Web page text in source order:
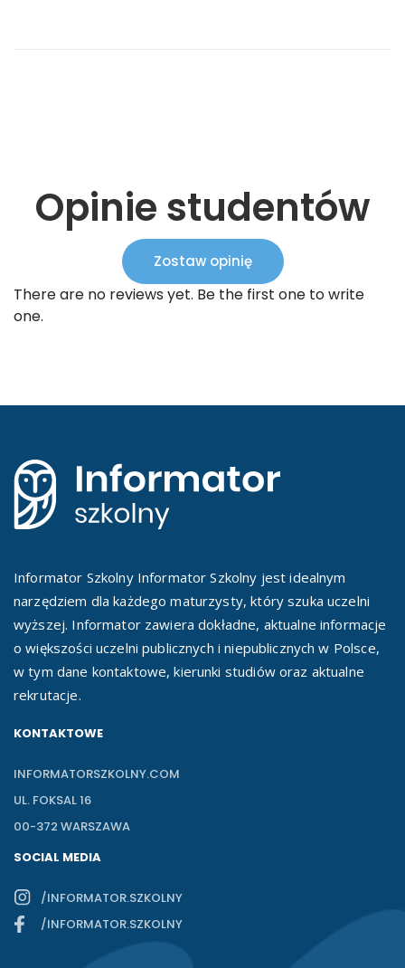
Opinie studentów
Zostaw opinię
There are no reviews yet. Be the first one to write
one.
Informator Szkolny Informator Szkolny jest idealnym
narzędziem dla każdego maturzysty, który szuka uczelni
wyższej. Informator zawiera dokładne, aktualne informacje
o większości uczelni publicznych i niepublicznych w Polsce,
w tym dane kontaktowe, kierunki studiów oraz aktualne
rekrutacje.
KONTAKTOWE
INFORMATORSZKOLNY.COM
UL. FOKSAL 16
00-372 WARSZAWA
SOCIAL MEDIA
/INFORMATOR.SZKOLNY
/INFORMATOR.SZKOLNY